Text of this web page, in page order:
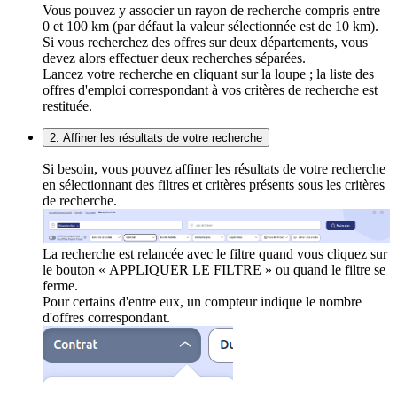
Vous pouvez y associer un rayon de recherche compris entre
0 et 100 km (par défaut la valeur sélectionnée est de 10 km).
Si vous recherchez des offres sur deux départements, vous
devez alors effectuer deux recherches séparées.
Lancez votre recherche en cliquant sur la loupe ; la liste des
offres d'emploi correspondant à vos critères de recherche est
restituée.
2. Affiner les résultats de votre recherche
Si besoin, vous pouvez affiner les résultats de votre recherche
en sélectionnant des filtres et critères présents sous les critères
de recherche.
La recherche est relancée avec le filtre quand vous cliquez sur
le bouton « APPLIQUER LE FILTRE » ou quand le filtre se
ferme.
Pour certains d'entre eux, un compteur indique le nombre
d'offres correspondant.